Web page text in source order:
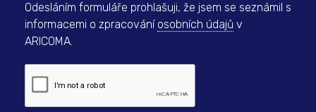
Odesláním formuláře prohlašuji, že jsem se seznámil s
informacemi o zpracování osobních údajů v
ARICOMA.